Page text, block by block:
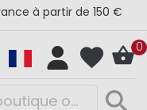
à partir de 150 €
0